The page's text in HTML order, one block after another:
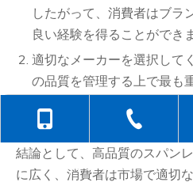
したがって、消費者はブラ
良い経験を得ることができ
適切なメーカーを選択して
の品質を管理する上で最も
結論として、高品質のスパン
に広く、消費者は市場で適切
+86-138-6499-6670
+86-139-6232-6695
+86-